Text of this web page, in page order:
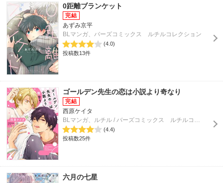
0距離ブランケット
あずみ京平
BLマンガ、バーズコミックス ルチルコレクション
(4.0)
投稿数13件
ゴールデン先生の恋は小説より奇なり
西原ケイタ
BLマンガ、ルチル / バーズコミックス ルチルコレクション
(4.4)
投稿数25件
六月の七星